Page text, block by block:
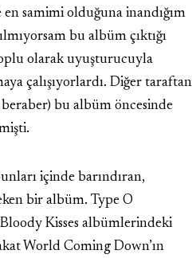
samimi olduğuna inandığım
bu albüm çıktığı
olarak uyuşturucuyla
çalışıyorlardı. Diğer taraftan
bu albüm öncesinde
içinde barındıran,
bir albüm. Type O
Kisses albümlerindeki
World Coming Down’ın